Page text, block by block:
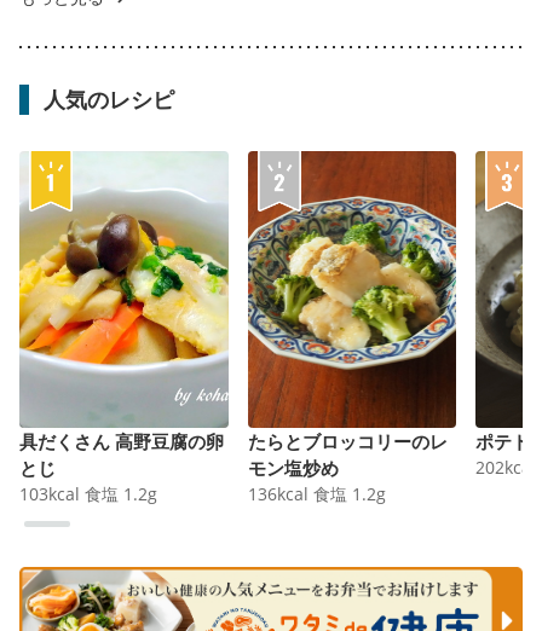
人気のレシピ
具だくさん 高野豆腐の卵
とじ
103kcal 食塩 1.2g
たらとブロッコリーのレ
モン塩炒め
136kcal 食塩 1.2g
ポテト
202kcal